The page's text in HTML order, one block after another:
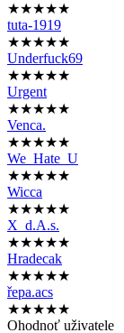
★★★★★
tuta-1919
★★★★★
Underfuck69
★★★★★
Urgent
★★★★★
Venca.
★★★★★
We_Hate_U
★★★★★
Wicca
★★★★★
X_d.A.s.
★★★★★
Hradecak
★★★★★
řepa.acs
★★★★★
Ohodnoť uživatele